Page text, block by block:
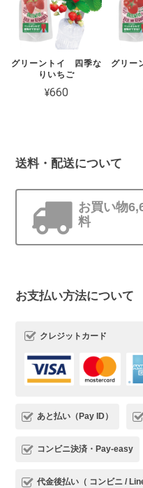
グリーントイ 四季な
りいちご
¥660
グリー
送料・配送について
お買い物
料
お支払い方法について
クレジットカード
あと払い（Pay ID）
コンビニ決済・Pay-easy
代金後払い（ コンビニ /